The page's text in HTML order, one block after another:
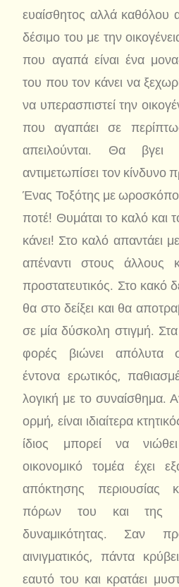
ευαίσθητος αλλά καθόλου
δέσιμο του με την
που αγαπά είναι ένα
του που τον κάνει να
να υπερασπιστεί την
που αγαπάει σε
απειλούνται. Θα
αντιμετωπίσει τον κίνδυνο
Ένας Τοξότης με ωροσκόπο
ποτέ! Θυμάται το καλό και
κάνει! Στο καλό απαντάει
απέναντι στους άλλους
προστατευτικός. Στο κακό
θα στο δείξει και θα
σε μία δύσκολη στιγμή.
φορές βιώνει απόλυτα
έντονα ερωτικός,
λογική με το συναίσθημα.
ορμή, είναι ιδιαίτερα
ίδιος μπορεί να
οικονομικό τομέα έχει
απόκτησης περιουσίας
πόρων του και της
δυναμικότητας. Σαν
αινιγματικός, πάντα
εαυτό του και κρατάει